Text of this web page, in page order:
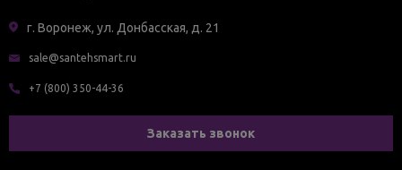
г. Воронеж, ул. Донбасская, д. 21
sale@santehsmart.ru
+7 (800) 350-44-36
Заказать звонок